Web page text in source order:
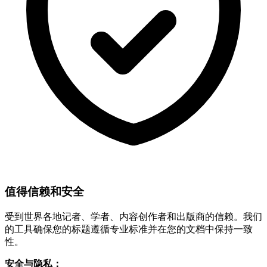
值得信赖和安全
受到世界各地记者、学者、内容创作者和出版商的信赖。我们
的工具确保您的标题遵循专业标准并在您的文档中保持一致
性。
安全与隐私：